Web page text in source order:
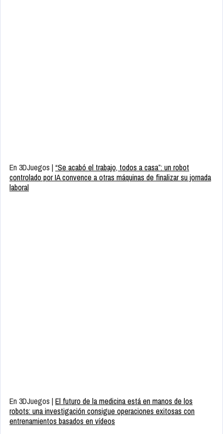
En 3DJuegos | “Se acabó el trabajo, todos a casa”: un robot
controlado por IA convence a otras máquinas de finalizar su jornada
laboral
En 3DJuegos | El futuro de la medicina está en manos de los
robots: una investigación consigue operaciones exitosas con
entrenamientos basados en vídeos